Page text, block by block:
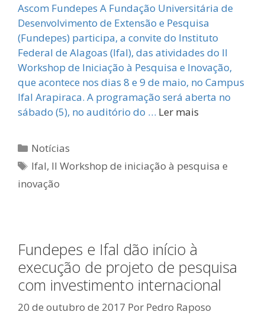
Ascom Fundepes A Fundação Universitária de
Desenvolvimento de Extensão e Pesquisa
(Fundepes) participa, a convite do Instituto
Federal de Alagoas (Ifal), das atividades do II
Workshop de Iniciação à Pesquisa e Inovação,
que acontece nos dias 8 e 9 de maio, no Campus
Ifal Arapiraca. A programação será aberta no
sábado (5), no auditório do … Ler mais
Categorias
Notícias
Tags
Ifal, II Workshop de iniciação à pesquisa e
inovação
Fundepes e Ifal dão início à
execução de projeto de pesquisa
com investimento internacional
20 de outubro de 2017 Por Pedro Raposo